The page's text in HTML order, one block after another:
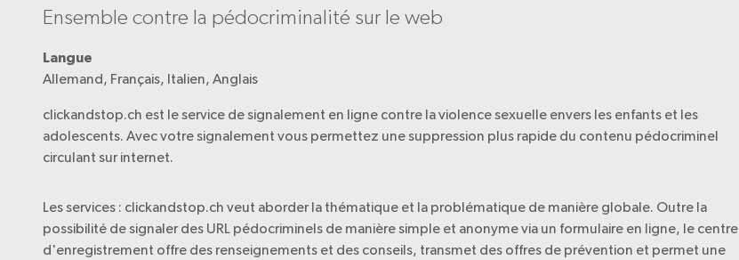
Ensemble contre la pédocriminalité sur le web
Langue
Allemand, Français, Italien, Anglais
clickandstop.ch est le service de signalement en ligne contre la violence sexuelle envers les enfants et les
adolescents. Avec votre signalement vous permettez une suppression plus rapide du contenu pédocriminel
circulant sur internet.
Les services : clickandstop.ch veut aborder la thématique et la problématique de manière globale. Outre la
possibilité de signaler des URL pédocriminels de manière simple et anonyme via un formulaire en ligne, le centre
d'enregistrement offre des renseignements et des conseils, transmet des offres de prévention et permet une